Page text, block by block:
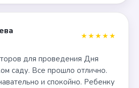
★★★★★
для проведения Дня
саду. Все прошло отлично.
и спокойно. Ребенку